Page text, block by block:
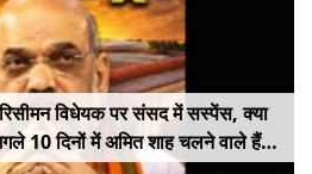
विधेयक पर संसद में सस्पेंस, क्या
10 दिनों में अमित शाह चलने वाले हैं